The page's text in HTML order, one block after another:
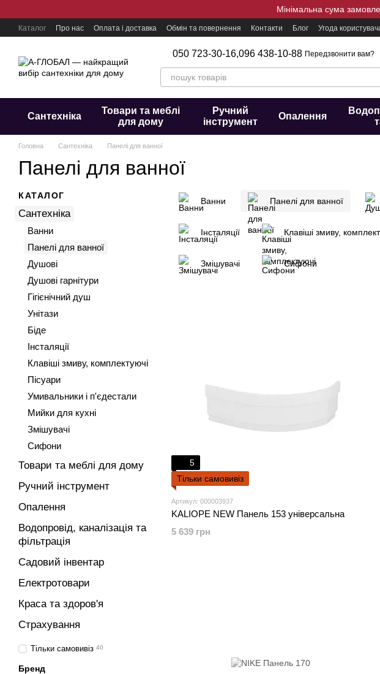
Мінімальна сума
Каталог Про нас Оплата і доставка Обмін та повернення Контакти Блог Угода
050 723-30-16,096 438-10-88 Передзвонити вам?
Сантехніка
Товари та меблі
для дому
Ручний
інструмент
Опалення
Головна Сантехніка Панелі для ванної
Панелі для ванної
Ванни Панелі для ванної
Інсталяції Клавіші змиву,
Змішувачі Сифони
5
Тільки самовивіз
Артикул: 000003937
KALIOPE NEW Панель 153 універсальна
5 639 грн
КАТАЛОГ
Сантехніка
Ванни
Панелі для ванної
Душові
Душові гарнітури
Гігієнічний душ
Унітази
Біде
Інсталяції
Клавіші змиву, комплектуючі
Пісуари
Умивальники і п'єдестали
Мийки для кухні
Змішувачі
Сифони
Товари та меблі для дому
Ручний інструмент
Опалення
Водопровід, каналізація та
фільтрація
Садовий інвентар
Електротовари
Краса та здоров'я
Страхування
Тільки самовивіз 40
Бренд